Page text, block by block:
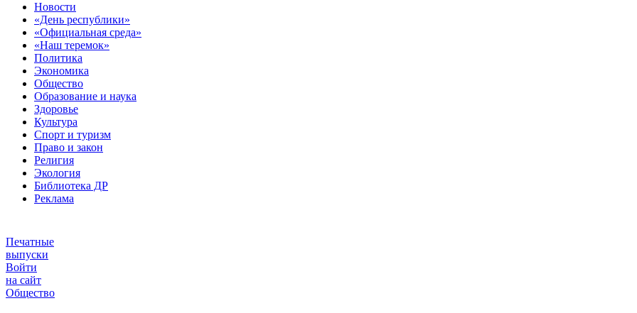
Новости
«День республики»
«Официальная среда»
«Наш теремок»
Политика
Экономика
Общество
Образование и наука
Здоровье
Культура
Спорт и туризм
Право и закон
Религия
Экология
Библиотека ДР
Реклама
Печатные
выпуски
Войти
на сайт
Общество